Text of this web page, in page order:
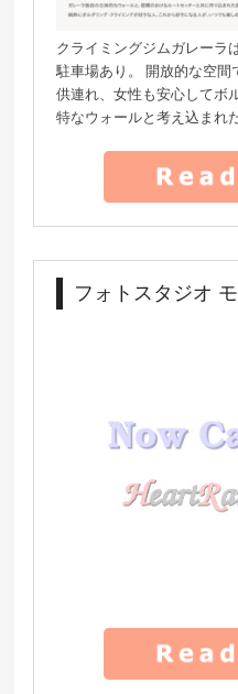
クライミングジムガレーラ
駐車場あり。 開放的な空
供連れ、女性も安心してボ
特なウォールと考え込まれ
フォトスタジオ